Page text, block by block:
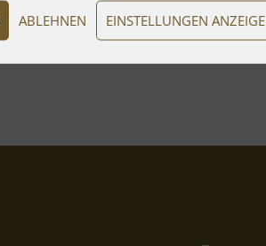
ABLEHNEN EINSTELLUNGEN